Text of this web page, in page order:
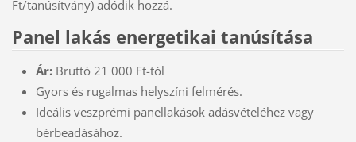
Ft/tanúsítvány) adódik hozzá.
Panel lakás energetikai tanúsítása
Ár:Bruttó 21 000 Ft-tól
Gyors és rugalmas helyszíni felmérés.
Ideális veszprémi panellakások adásvételéhez vagy
bérbeadásához.